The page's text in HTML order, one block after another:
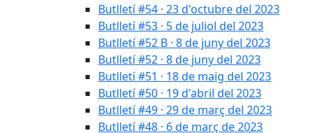
Butlletí #54 · 23 d'octubre del 2023
Butlletí #53 · 5 de juliol del 2023
Butlletí #52 B · 8 de juny del 2023
Butlletí #52 · 8 de juny del 2023
Butlletí #51 · 18 de maig del 2023
Butlletí #50 · 19 d'abril del 2023
Butlletí #49 · 29 de març del 2023
Butlletí #48 · 6 de març de 2023